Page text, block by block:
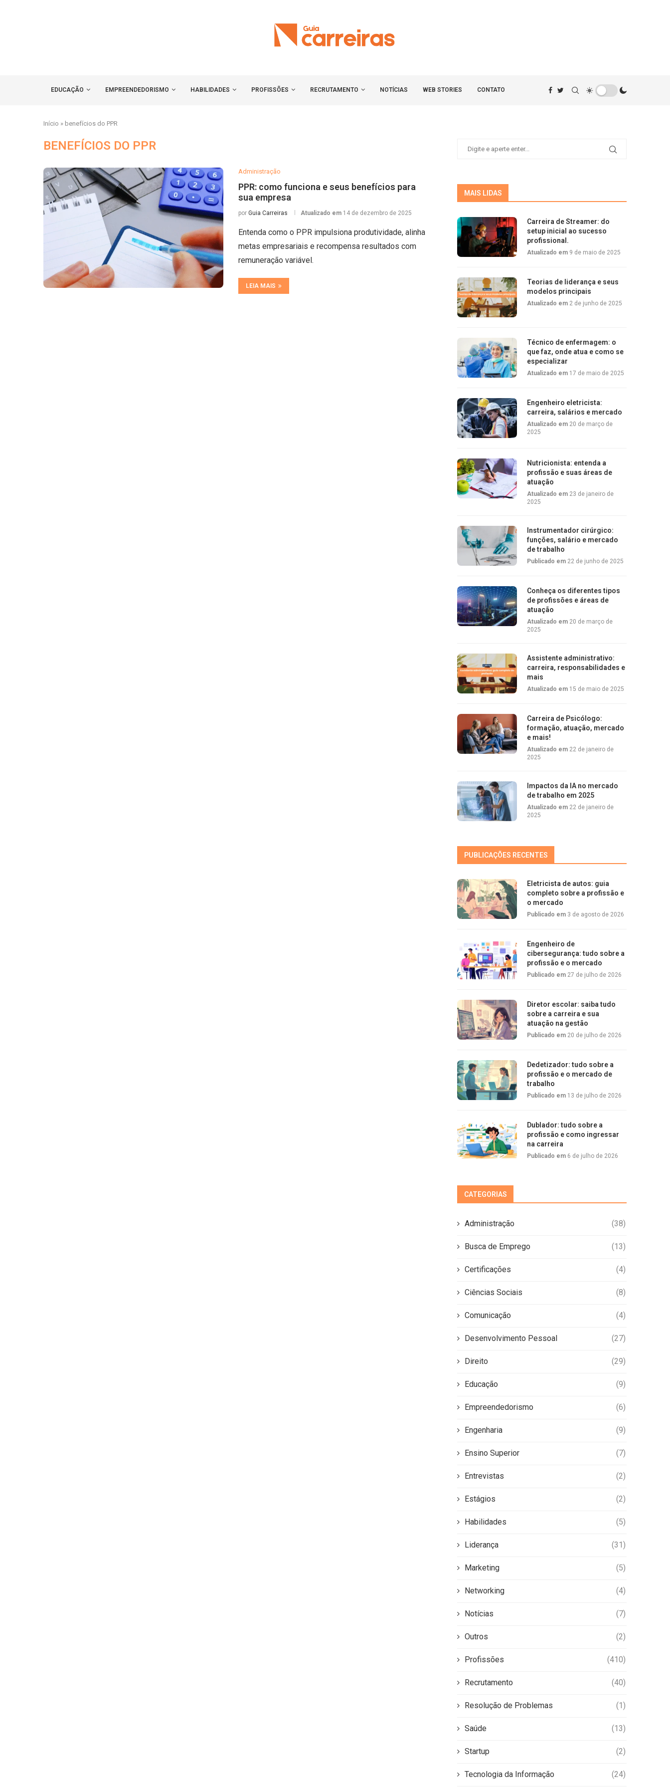
EDUCAÇÃO EMPREENDEDORISMO HABILIDADES PROFISSÕES RECRUTAMENTO NOTÍCIAS WEB STORIES CONTATO
Início » benefícios do PPR
BENEFÍCIOS DO PPR
Administração
PPR: como funciona e seus benefícios para
sua empresa
por Guia Carreiras Atualizado em 14 de dezembro de 2025
Entenda como o PPR impulsiona produtividade, alinha
metas empresariais e recompensa resultados com
remuneração variável.
LEIA MAIS
MAIS LIDAS
Carreira de Streamer: do
setup inicial ao sucesso
profissional.
Atualizado em 9 de maio de 2025
Teorias de liderança e seus
modelos principais
Atualizado em 2 de junho de 2025
Técnico de enfermagem: o
que faz, onde atua e como se
especializar
Atualizado em 17 de maio de 2025
Engenheiro eletricista:
carreira, salários e mercado
Atualizado em 20 de março de
2025
Nutricionista: entenda a
profissão e suas áreas de
atuação
Atualizado em 23 de janeiro de
2025
Instrumentador cirúrgico:
funções, salário e mercado
de trabalho
Publicado em 22 de junho de 2025
Conheça os diferentes tipos
de profissões e áreas de
atuação
Atualizado em 20 de março de
2025
Assistente administrativo:
carreira, responsabilidades e
mais
Atualizado em 15 de maio de 2025
Carreira de Psicólogo:
formação, atuação, mercado
e mais!
Atualizado em 22 de janeiro de
2025
Impactos da IA no mercado
de trabalho em 2025
Atualizado em 22 de janeiro de
2025
PUBLICAÇÕES RECENTES
Eletricista de autos: guia
completo sobre a profissão e
o mercado
Publicado em 3 de agosto de 2026
Engenheiro de
cibersegurança: tudo sobre a
profissão e o mercado
Publicado em 27 de julho de 2026
Diretor escolar: saiba tudo
sobre a carreira e sua
atuação na gestão
Publicado em 20 de julho de 2026
Dedetizador: tudo sobre a
profissão e o mercado de
trabalho
Publicado em 13 de julho de 2026
Dublador: tudo sobre a
profissão e como ingressar
na carreira
Publicado em 6 de julho de 2026
CATEGORIAS
Administração (38)
Busca de Emprego (13)
Certificações (4)
Ciências Sociais (8)
Comunicação (4)
Desenvolvimento Pessoal (27)
Direito (29)
Educação (9)
Empreendedorismo (6)
Engenharia (9)
Ensino Superior (7)
Entrevistas (2)
Estágios (2)
Habilidades (5)
Liderança (31)
Marketing (5)
Networking (4)
Notícias (7)
Outros (2)
Profissões (410)
Recrutamento (40)
Resolução de Problemas (1)
Saúde (13)
Startup (2)
Tecnologia da Informação (24)